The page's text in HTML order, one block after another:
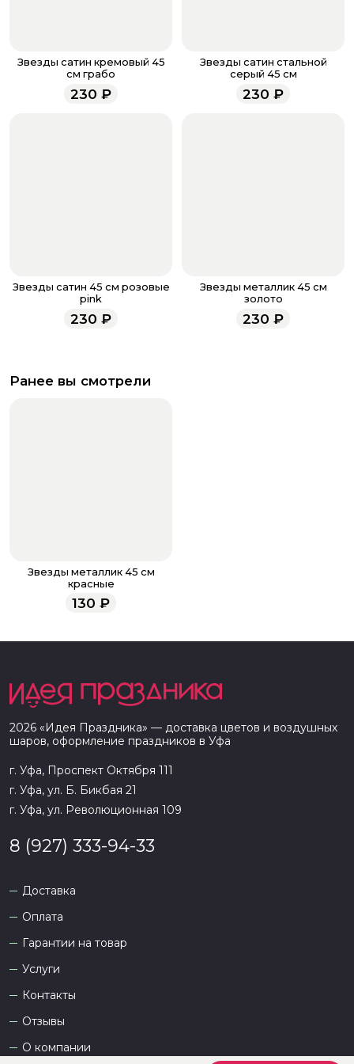
звоните по номеру телефона
или
напишите WhatsApp
+7 937 333-66-53. Наши
менеджеры работают ежедневно с 9.00 до 23.00 и
всегда рады проконсультировать вас.
Звезды сатин кремовый 45
см грабо
230 ₽
Звезды сатин стальной
серый 45 см
230 ₽
Звезды сатин 45 см розовые
pink
230 ₽
Звезды металлик 45 см
золото
230 ₽
Ранее вы смотрели
Звезды металлик 45 см
красные
130 ₽
2026 «Идея Праздника» — доставка цветов и воздушных
шаров, оформление праздников в Уфа
г. Уфа, Проспект Октября 111
г. Уфа, ул. Б. Бикбая 21
г. Уфа, ул. Революционная 109
8 (927) 333-94-33
Доставка
Оплата
Гарантии на товар
Услуги
Контакты
Отзывы
О компании